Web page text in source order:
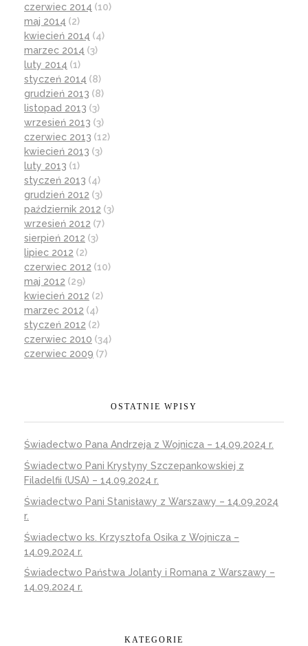
czerwiec 2014 (10)
maj 2014 (2)
kwiecień 2014 (4)
marzec 2014 (3)
luty 2014 (1)
styczeń 2014 (8)
grudzień 2013 (8)
listopad 2013 (3)
wrzesień 2013 (3)
czerwiec 2013 (12)
kwiecień 2013 (3)
luty 2013 (1)
styczeń 2013 (4)
grudzień 2012 (3)
październik 2012 (3)
wrzesień 2012 (7)
sierpień 2012 (3)
lipiec 2012 (2)
czerwiec 2012 (10)
maj 2012 (29)
kwiecień 2012 (2)
marzec 2012 (4)
styczeń 2012 (2)
czerwiec 2010 (34)
czerwiec 2009 (7)
OSTATNIE WPISY
Świadectwo Pana Andrzeja z Wojnicza – 14.09.2024 r.
Świadectwo Pani Krystyny Szczepankowskiej z
Filadelfii (USA) – 14.09.2024 r.
Świadectwo Pani Stanisławy z Warszawy – 14.09.2024
r.
Świadectwo ks. Krzysztofa Osika z Wojnicza –
14.09.2024 r.
Świadectwo Państwa Jolanty i Romana z Warszawy –
14.09.2024 r.
KATEGORIE